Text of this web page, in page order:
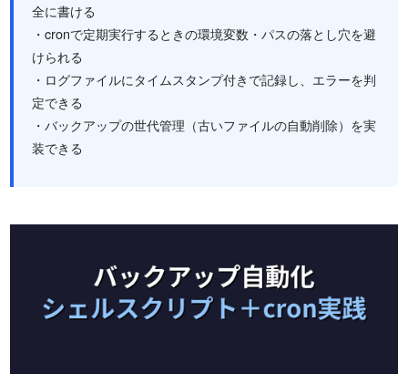
全に書ける
・cronで定期実行するときの環境変数・パスの落とし穴を避
けられる
・ログファイルにタイムスタンプ付きで記録し、エラーを判
定できる
・バックアップの世代管理（古いファイルの自動削除）を実
装できる